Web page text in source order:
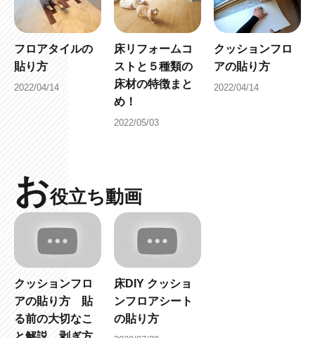
フロアタイルの
貼り方
2022/04/14
床リフォームコ
ストと５種類の
床材の特徴まと
め！
2022/05/03
クッションフロ
アの貼り方
2022/04/14
お役立ち動画
クッションフロ
アの貼り方 貼
る前の大切なこ
床DIY クッショ
ンフロアシート
の貼り方